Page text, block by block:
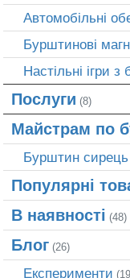
Автомобільні
Бурштинові
Настільні ігри
Послуги (8)
Майстрам по
Бурштин сирець
Популярні
В наявності (48)
Блог (26)
Експерименти